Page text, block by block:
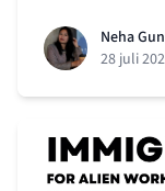
Neha
28 juli